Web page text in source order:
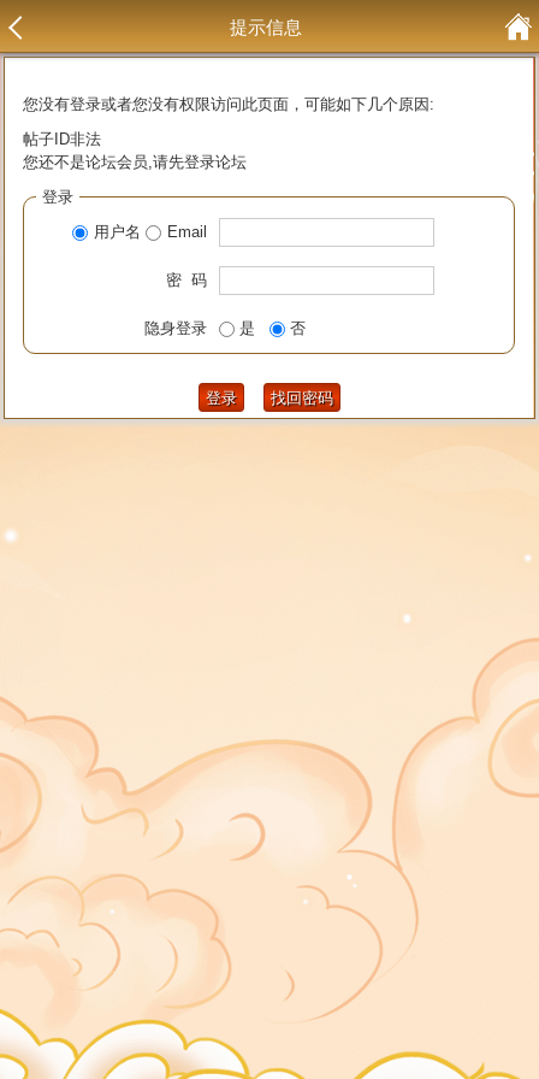
提示信息
您没有登录或者您没有权限访问此页面，可能如下几个原因:
帖子ID非法
您还不是论坛会员,请先登录论坛
登录
用户名
Email
密 码
隐身登录 是 否